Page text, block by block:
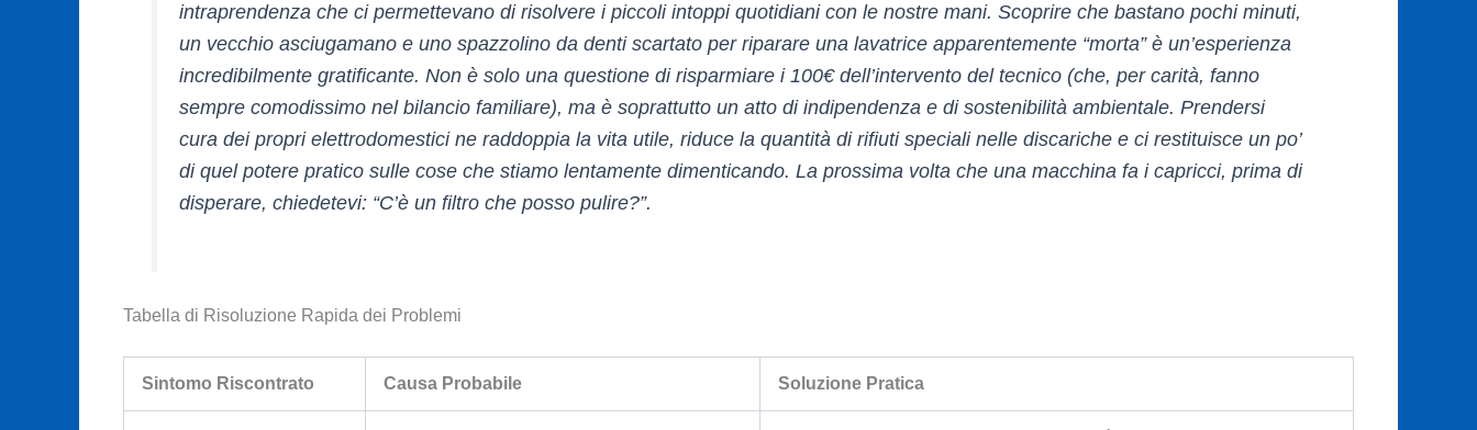
intraprendenza che ci permettevano di risolvere i piccoli intoppi quotidiani con le nostre mani. Scoprire che bastano pochi minuti,
un vecchio asciugamano e uno spazzolino da denti scartato per riparare una lavatrice apparentemente “morta” è un’esperienza
incredibilmente gratificante. Non è solo una questione di risparmiare i 100€ dell’intervento del tecnico (che, per carità, fanno
sempre comodissimo nel bilancio familiare), ma è soprattutto un atto di indipendenza e di sostenibilità ambientale. Prendersi
cura dei propri elettrodomestici ne raddoppia la vita utile, riduce la quantità di rifiuti speciali nelle discariche e ci restituisce un po’
di quel potere pratico sulle cose che stiamo lentamente dimenticando. La prossima volta che una macchina fa i capricci, prima di
disperare, chiedetevi: “C’è un filtro che posso pulire?”.
Tabella di Risoluzione Rapida dei Problemi
Sintomo Riscontrato Causa Probabile Soluzione Pratica